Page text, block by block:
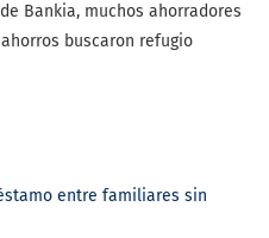
Bankia, muchos ahorradores
buscaron refugio
entre familiares sin